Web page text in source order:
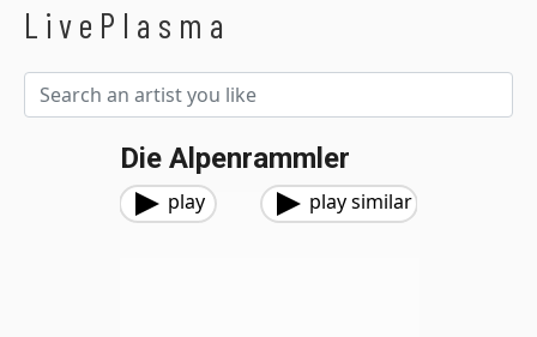
LivePlasma
Die Alpenrammler
play play similar